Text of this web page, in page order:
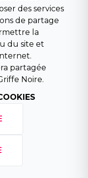
des services
de partage
la
du site et
partagée
Noire.